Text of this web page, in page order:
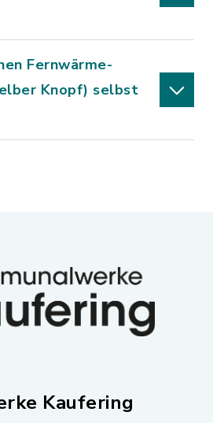
Fernwärme-
Knopf) selbst
Kaufering